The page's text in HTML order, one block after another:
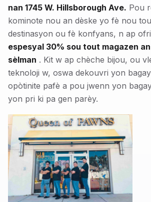
nan 1745 W. Hillsborough Ave. Pou
kominote nou an dèske yo fè nou
destinasyon ou fè konfyans, n ap
espesyal 30% sou tout magazen
sèlman . Kit w ap chèche bijou, ou
teknoloji w, oswa dekouvri yon
opòtinite pafè a pou jwenn yon
yon pri ki pa gen parèy.